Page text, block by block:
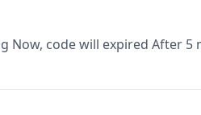
Now, code will expired After 5